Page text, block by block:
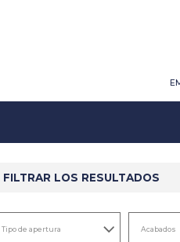
FILTRAR LOS RESULTADOS